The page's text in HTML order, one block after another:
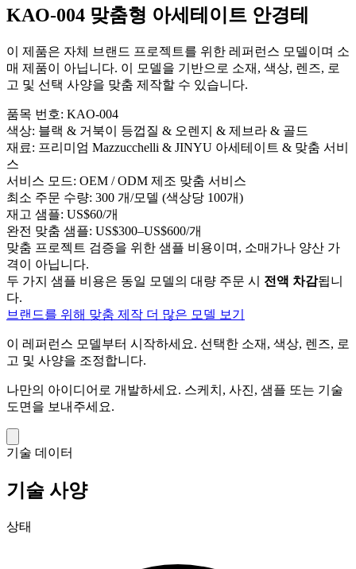
KAO-004 맞춤형 아세테이트 안경테
이 제품은 자체 브랜드 프로젝트를 위한 레퍼런스 모델이며 소
매 제품이 아닙니다. 이 모델을 기반으로 소재, 색상, 렌즈, 로
고 및 선택 사양을 맞춤 제작할 수 있습니다.
품목 번호: KAO-004
색상: 블랙 & 거북이 등껍질 & 오렌지 & 제브라 & 골드
재료: 프리미엄 Mazzucchelli & JINYU 아세테이트 & 맞춤 서비
스
서비스 모드: OEM / ODM 제조 맞춤 서비스
최소 주문 수량: 300 개/모델 (색상당 100개)
재고 샘플: US$60/개
완전 맞춤 샘플: US$300–US$600/개
맞춤 프로젝트 검증을 위한 샘플 비용이며, 소매가나 양산 가
격이 아닙니다.
두 가지 샘플 비용은 동일 모델의 대량 주문 시 전액 차감됩니
다.
브랜드를 위해 맞춤 제작 더 많은 모델 보기
이 레퍼런스 모델부터 시작하세요. 선택한 소재, 색상, 렌즈, 로
고 및 사양을 조정합니다.
나만의 아이디어로 개발하세요. 스케치, 사진, 샘플 또는 기술
도면을 보내주세요.
기술 데이터
기술 사양
상태